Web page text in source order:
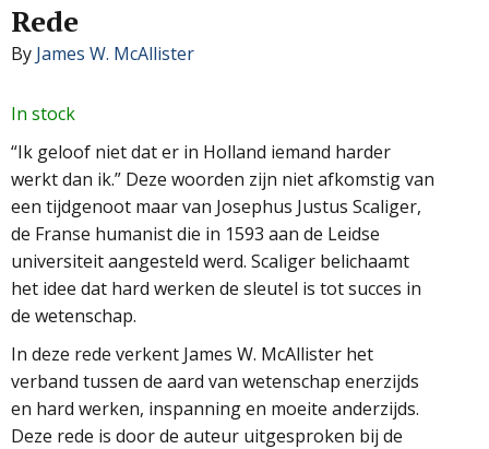
Rede
By James W. McAllister
In stock
“Ik geloof niet dat er in Holland iemand harder
werkt dan ik.” Deze woorden zijn niet afkomstig van
een tijdgenoot maar van Josephus Justus Scaliger,
de Franse humanist die in 1593 aan de Leidse
universiteit aangesteld werd. Scaliger belichaamt
het idee dat hard werken de sleutel is tot succes in
de wetenschap.
In deze rede verkent James W. McAllister het
verband tussen de aard van wetenschap enerzijds
en hard werken, inspanning en moeite anderzijds.
Deze rede is door de auteur uitgesproken bij de